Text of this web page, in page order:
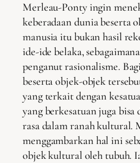
Merleau-Ponty ingin
keberadaan dunia beserta
manusia itu bukan hasil
ide-ide belaka,
penganut rasionalisme.
beserta objek-objek
yang terkait dengan
yang berkesatuan juga
rasa dalam ranah kultural.
menggambarkan hal ini
objek kultural oleh tubuh.